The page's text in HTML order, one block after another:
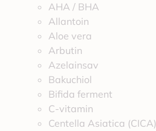
AHA / BHA
Allantoin
Aloe vera
Arbutin
Azelainsav
Bakuchiol
Bifida ferment
C-vitamin
Centella Asiatica (CICA)